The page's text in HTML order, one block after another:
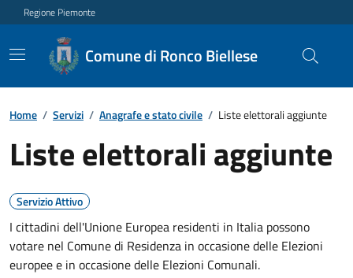
Regione Piemonte
Comune di Ronco Biellese
Home / Servizi / Anagrafe e stato civile / Liste elettorali aggiunte
Liste elettorali aggiunte
Servizio Attivo
I cittadini dell'Unione Europea residenti in Italia possono
votare nel Comune di Residenza in occasione delle Elezioni
europee e in occasione delle Elezioni Comunali.